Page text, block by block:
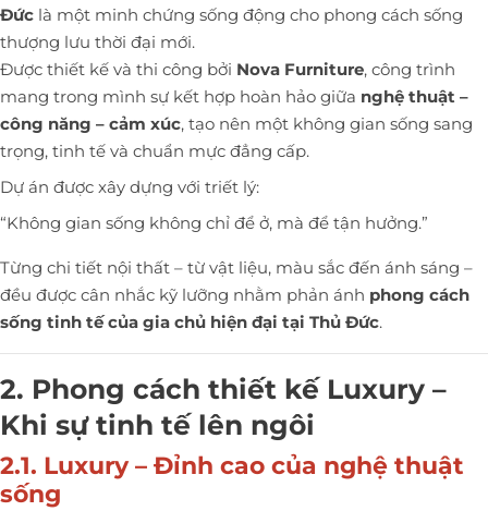
Đức là một minh chứng sống động cho phong cách sống
thượng lưu thời đại mới.
Được thiết kế và thi công bởi Nova Furniture, công trình
mang trong mình sự kết hợp hoàn hảo giữa nghệ thuật –
công năng – cảm xúc, tạo nên một không gian sống sang
trọng, tinh tế và chuẩn mực đẳng cấp.
Dự án được xây dựng với triết lý:
“Không gian sống không chỉ để ở, mà để tận hưởng.”
Từng chi tiết nội thất – từ vật liệu, màu sắc đến ánh sáng –
đều được cân nhắc kỹ lưỡng nhằm phản ánh phong cách
sống tinh tế của gia chủ hiện đại tại Thủ Đức.
2. Phong cách thiết kế Luxury –
Khi sự tinh tế lên ngôi
2.1. Luxury – Đỉnh cao của nghệ thuật
sống